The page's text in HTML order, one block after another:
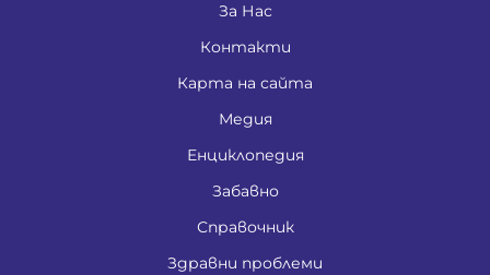
За Нас
Контакти
Карта на сайта
Медия
Енциклопедия
Забавно
Справочник
Здравни проблеми